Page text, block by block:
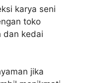
karya seni
toko
dan kedai
jika